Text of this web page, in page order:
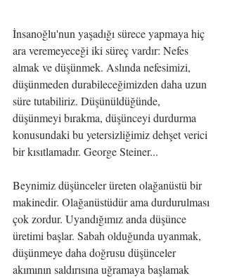
İnsanoğlu'nun yaşadığı sürece yapmaya hiç
ara veremeyeceği iki süreç vardır: Nefes
almak ve düşünmek. Aslında nefesimizi,
düşünmeden durabileceğimizden daha uzun
süre tutabiliriz. Düşünüldüğünde,
düşünmeyi bırakma, düşünceyi durdurma
konusundaki bu yetersizliğimiz dehşet verici
bir kısıtlamadır. George Steiner...
Beynimiz düşünceler üreten olağanüstü bir
makinedir. Olağanüstüdür ama durdurulması
çok zordur. Uyandığımız anda düşünce
üretimi başlar. Sabah olduğunda uyanmak,
düşünmeye daha doğrusu düşünceler
akımının saldırısına uğramaya başlamak